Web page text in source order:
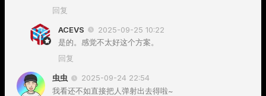
回复
ACEVS
2025-09-25 10:22
是的。感觉不太好这个方案。
回复
虫虫
2025-09-24 22:54
我看还不如直接把人弹射出去得啦~